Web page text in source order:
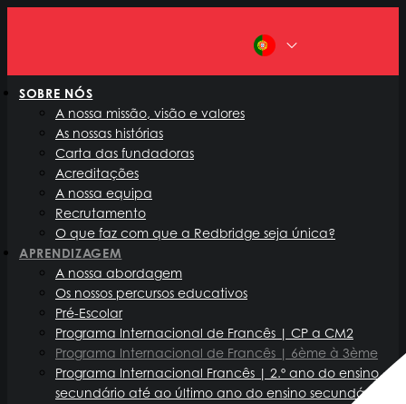
SOBRE NÓS
A nossa missão, visão e valores
As nossas histórias
Carta das fundadoras
Acreditações
A nossa equipa
Recrutamento
O que faz com que a Redbridge seja única?
APRENDIZAGEM
A nossa abordagem
Os nossos percursos educativos
Pré-Escolar
Programa Internacional de Francês | CP a CM2
Programa Internacional de Francês | 6ème à 3ème
Programa Internacional Francês | 2.º ano do ensino
secundário até ao último ano do ensino secundário
PT